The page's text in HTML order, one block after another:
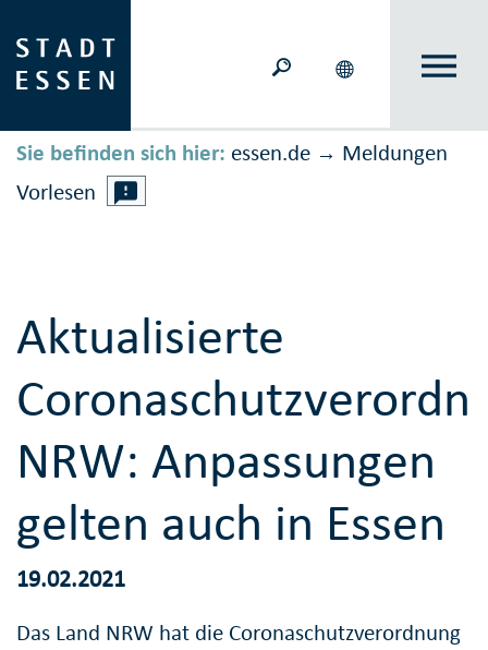
Sie befinden sich hier: essen.de → Meldungen
Vorlesen
Aktualisierte
NRW: Anpassungen
gelten auch in Essen
19.02.2021
Das Land NRW hat die Coronaschutzverordnung